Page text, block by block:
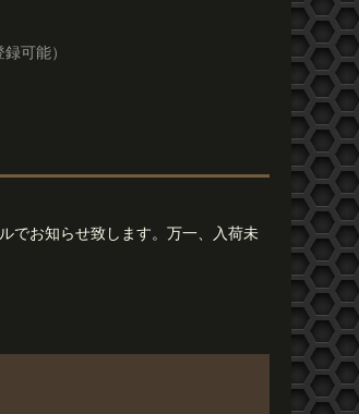
可能）
でお知らせ致します。万一、入荷未